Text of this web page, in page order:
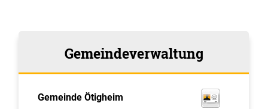
Gemeindeverwaltung
Gemeinde Ötigheim